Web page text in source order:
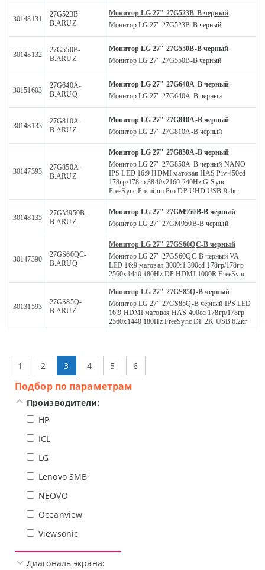
30148131
27G523B-
B.ARUZ
Монитор LG 27" 27G523B-B черный
Монитор LG 27" 27G523B-B черный
30148132
27G550B-
B.ARUZ
Монитор LG 27" 27G550B-B черный
Монитор LG 27" 27G550B-B черный
30151603
27G640A-
B.ARUQ
Монитор LG 27" 27G640A-B черный
Монитор LG 27" 27G640A-B черный
30148133
27G810A-
B.ARUZ
Монитор LG 27" 27G810A-B черный
Монитор LG 27" 27G810A-B черный
30147393
27G850A-
B.ARUZ
Монитор LG 27" 27G850A-B черный
Монитор LG 27" 27G850A-B черный NANO
IPS LED 16:9 HDMI матовая HAS Piv 450cd
178гр/178гр 3840x2160 240Hz G-Sync
FreeSync Premium Pro DP UHD USB 9.4кг
30148135
27GM950B-
B.ARUZ
Монитор LG 27" 27GM950B-B черный
Монитор LG 27" 27GM950B-B черный
30147390
27GS60QC-
B.ARUQ
Монитор LG 27" 27GS60QC-B черный
Монитор LG 27" 27GS60QC-B черный VA
LED 16:9 матовая 3000:1 300cd 178гр/178гр
2560x1440 180Hz DP HDMI 1000R FreeSync
30131593
27GS85Q-
B.ARUZ
Монитор LG 27" 27GS85Q-B черный
Монитор LG 27" 27GS85Q-B черный IPS LED
16:9 HDMI матовая HAS 400cd 178гр/178гр
2560x1440 180Hz FreeSync DP 2K USB 6.2кг
1 2 3 4 5 6
Подбор по параметрам
Производители:
HP
ICL
LG
Lenovo SMB
NEOVO
Oceanview
Viewsonic
Диагональ экрана: